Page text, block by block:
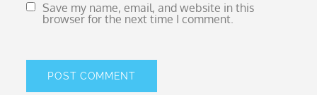
Save my name, email, and website in this
browser for the next time I comment.